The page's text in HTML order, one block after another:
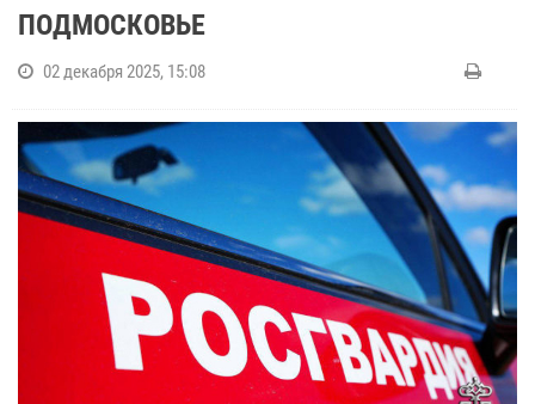
ПОДМОСКОВЬЕ
02 декабря 2025, 15:08